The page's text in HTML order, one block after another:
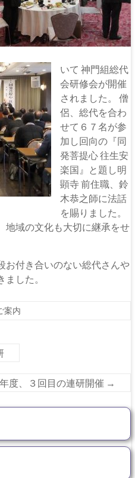
いて 神門組総代
会研修会が開催
されました。 僧
侶、総代を合わ
せて６７名が参
加し回向の『同
発菩提心 往生安
楽国』と題し明
顕寺 前住職、鈴
木恭之師に法話
を賜りました。
地域の文化も大切に継承をせ
お付き合いのない総代さんや
した。
案内
度、３回目の連研開催 →